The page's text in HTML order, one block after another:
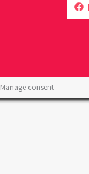
Manage consent